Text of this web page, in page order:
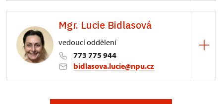
3/, Sychrov 3
Mgr. Lucie Bidlasová
vedoucí oddělení
773 775 944
bidlasova.lucie@npu.cz